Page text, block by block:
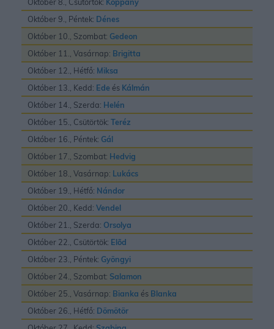
Október 9., Péntek: Dénes
Október 10., Szombat: Gedeon
Október 11., Vasárnap: Brigitta
Október 12., Hétfő: Miksa
Október 13., Kedd: Ede és Kálmán
Október 14., Szerda: Helén
Október 15., Csütörtök: Teréz
Október 16., Péntek: Gál
Október 17., Szombat: Hedvig
Október 18., Vasárnap: Lukács
Október 19., Hétfő: Nándor
Október 20., Kedd: Vendel
Október 21., Szerda: Orsolya
Október 22., Csütörtök: Elõd
Október 23., Péntek: Gyöngyi
Október 24., Szombat: Salamon
Október 25., Vasárnap: Bianka és Blanka
Október 26., Hétfő: Dömötör